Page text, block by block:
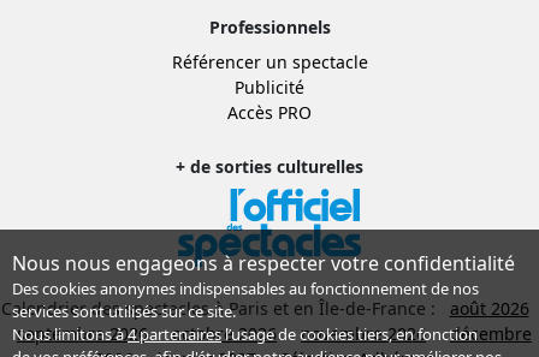
Professionnels
Référencer un spectacle
Publicité
Accès PRO
+ de sorties culturelles
Calendrier des spectacles à Paris et en Île-de-France :
août 2026
septembre 2026
octobre 2026 novembre 2026
décembre
Nous nous engageons à respecter votre confidentialité
Des cookies anonymes indispensables au fonctionnement de nos
services sont utilisés sur ce site.
Nous limitons à4 partenairesl’usage de cookies tiers, en fonction